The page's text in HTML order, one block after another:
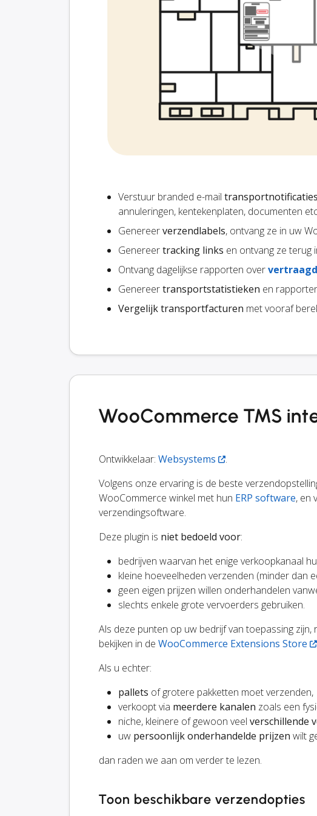
Verstuur branded e-mail transportnotificaties
annuleringen, kentekenplaten, documenten
Genereerverzendlabels, ontvang ze in uw
Genereertracking links en ontvang ze terug
Ontvang dagelijkse rapporten over
Genereertransportstatistieken en
Vergelijk transportfacturen met vooraf
WooCommerce TMS
Ontwikkelaar: Websystems
.
Volgens onze ervaring is de beste
WooCommerce winkel met hun ERP software, en
verzendingsoftware.
Deze plugin is niet bedoeld voor:
bedrijven waarvan het enige verkoopkanaal
kleine hoeveelheden verzenden (minder dan
geen eigen prijzen willen onderhandelen
slechts enkele grote vervoerders gebruiken.
Als deze punten op uw bedrijf van toepassing
bekijken in de WooCommerce Extensions Store
Als u echter:
pallets of grotere pakketten moet verzenden,
verkoopt via meerdere kanalen zoals een
niche, kleinere of gewoon veel verschillende
uw persoonlijk onderhandelde prijzen wilt
dan raden we aan om verder te lezen.
Toon beschikbare verzendopties